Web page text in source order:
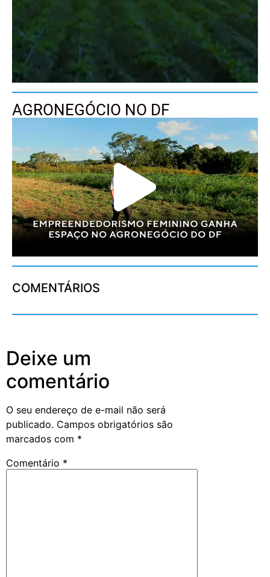
AGRONEGÓCIO NO DF
COMENTÁRIOS
Deixe um
comentário
O seu endereço de e-mail não será
publicado. Campos obrigatórios são
marcados com *
Comentário *